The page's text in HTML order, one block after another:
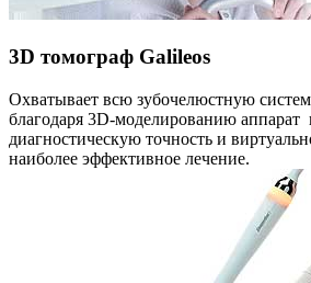
3D томограф Galileos
Охватывает всю зубочелюстную
благодаря 3D-моделированию аппарат
диагностическую точность и
наиболее эффективное лечение.